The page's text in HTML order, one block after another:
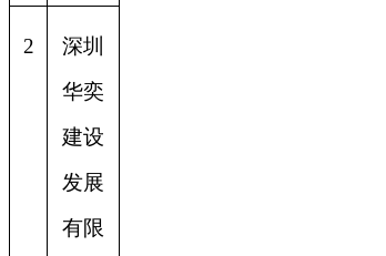
2
深圳
华奕
建设
发展
有限